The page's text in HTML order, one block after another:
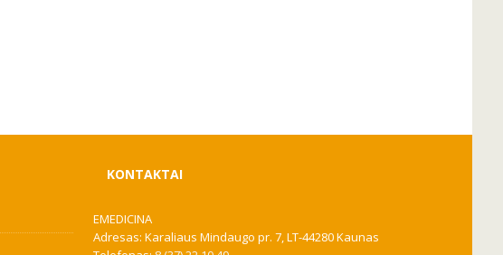
KONTAKTAI
EMEDICINA
Adresas: Karaliaus Mindaugo pr. 7, LT-44280 Kaunas